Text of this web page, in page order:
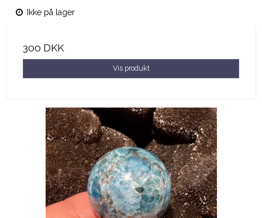
Ikke på lager
300 DKK
Vis produkt